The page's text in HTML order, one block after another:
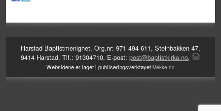
Harstad Baptistmenighet, Org.nr: 971 494 611, Steinbakken 47,
9414 Harstad, Tlf.: 91304710, E-post: post@baptistkirka.no,
Websidene er laget i publiseringsverktøyet Mekke.no